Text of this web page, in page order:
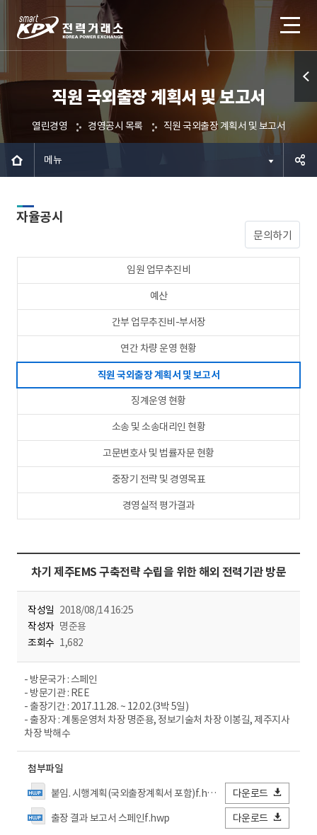
직원 국외출장 계획서 및 보고서
열린경영 경영공시 목록 직원 국외출장 계획서 및 보고서
메뉴
기
문의하기
자율공시
임원 업무추진비
예산
간부 업무추진비-부서장
연간 차량 운영 현황
직원 국외출장 계획서 및 보고서
징계운영 현황
소송 및 소송대리인 현황
고문변호사 및 법률자문 현황
중장기 전략 및 경영목표
경영실적 평가결과
차기 제주EMS 구축전략 수립을 위한 해외 전력기관 방문
작성일 2018/08/14 16:25
작성자 명준용
조회수 1,682
- 방문국가 : 스페인
- 방문기관 : REE
- 출장기간 : 2017.11.28. ~ 12.02.(3박 5일)
- 출장자 : 계통운영처 차장 명준용, 정보기술처 차장 이봉길, 제주지사
차장 박해수
첨부파일
붙임. 시행계획(국외출장계획서 포함)f.hwp
다운로드
출장 결과 보고서 스페인f.hwp
다운로드